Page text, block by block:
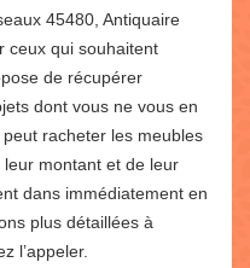
45480, Antiquaire
ceux qui souhaitent
de récupérer
dont vous ne vous en
racheter les meubles
montant et de leur
dans immédiatement en
plus détaillées à
l’appeler.